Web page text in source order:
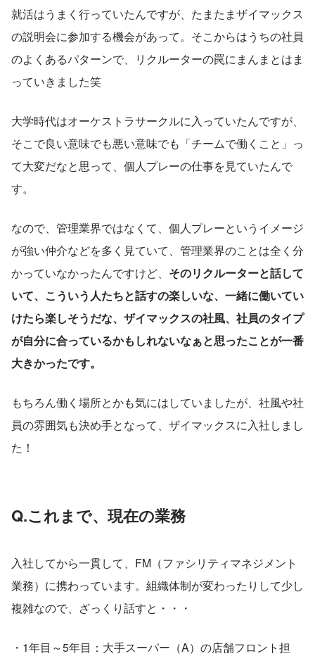
就活はうまく行っていたんですが、たまたまザイマックス
の説明会に参加する機会があって。そこからはうちの社員
のよくあるパターンで、リクルーターの罠にまんまとはま
っていきました笑
大学時代はオーケストラサークルに入っていたんですが、
そこで良い意味でも悪い意味でも「チームで働くこと」っ
て大変だなと思って、個人プレーの仕事を見ていたんで
す。
なので、管理業界ではなくて、個人プレーというイメージ
が強い仲介などを多く見ていて、管理業界のことは全く分
かっていなかったんですけど、 そのリクルーターと話して
いて、こういう人たちと話すの楽しいな、一緒に働いてい
けたら楽しそうだな、ザイマックスの社風、社員のタイプ
が自分に合っているかもしれないなぁと思ったことが一番
大きかったです。
もちろん働く場所とかも気にはしていましたが、社風や社
員の雰囲気も決め手となって、ザイマックスに入社しまし
た！
Q.これまで、現在の業務
入社してから一貫して、FM（ファシリティマネジメント
業務）に携わっています。組織体制が変わったりして少し
複雑なので、ざっくり話すと・・・
・1年目～5年目：大手スーパー（A）の店舗フロント担